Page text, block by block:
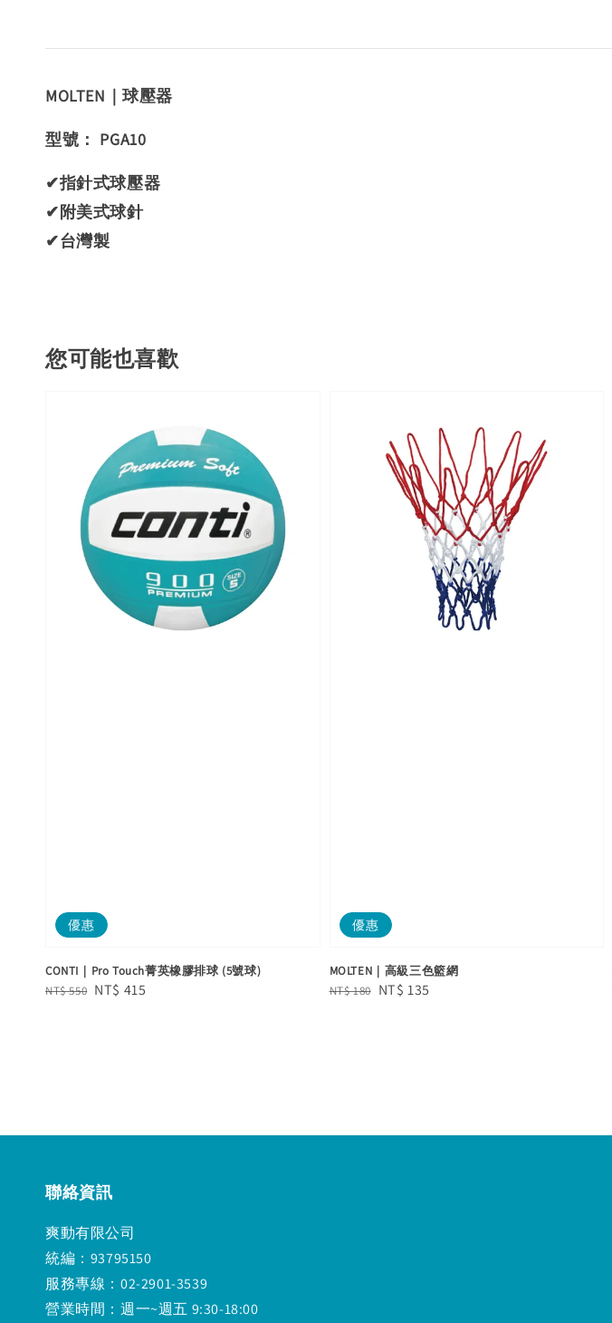
MOLTEN｜球壓器
型號： PGA10
✔指針式球壓器
✔附美式球針
✔台灣製
您可能也喜歡
優惠
CONTI｜Pro Touch菁英橡膠排球 (5號球)
Regular
NT$ 550 Sale
NT$ 415
優惠
MOLTEN｜高級三色籃網
Regular
NT$ 180 Sale
NT$ 135
聯絡資訊
爽動有限公司
統編：93795150
服務專線：02-2901-3539
營業時間：週一~週五 9:30-18:00